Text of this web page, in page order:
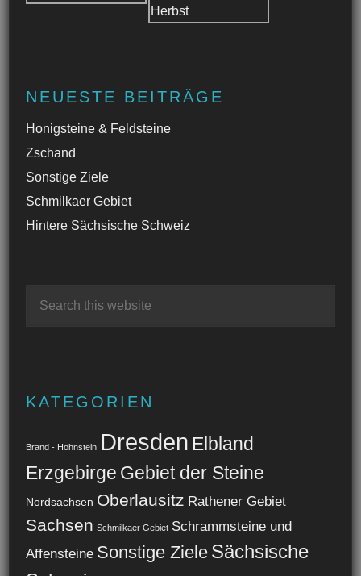
NEUESTE BEITRÄGE
Honigsteine & Feldsteine
Zschand
Sonstige Ziele
Schmilkaer Gebiet
Hintere Sächsische Schweiz
KATEGORIEN
Brand - Hohnstein Dresden Elbland
Erzgebirge Gebiet der Steine
Nordsachsen Oberlausitz Rathener Gebiet
Sachsen Schmilkaer Gebiet Schrammsteine und
Affensteine Sonstige Ziele Sächsische